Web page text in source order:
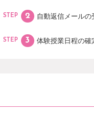
STEP 自動返信メールの
STEP 体験授業日程の確